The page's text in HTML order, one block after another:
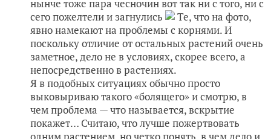
нынче тоже пара чесночин вот так ни с того, ни с
сего пожелтели и загнулись
Те, что на фото,
явно намекают на проблемы с корнями. И
поскольку отличие от остальных растений очень
заметное, дело не в условиях, скорее всего, а
непосредственно в растениях.
Я в подобных ситуациях обычно просто
выковыриваю такого «болящего» и смотрю, в
чем проблема — что называется, вскрытие
покажет… Считаю, что лучше пожертвовать